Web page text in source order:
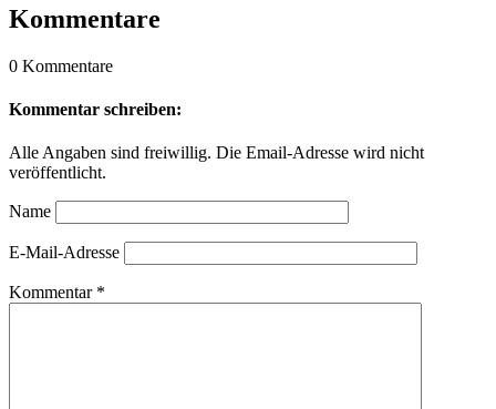
Kommentare
0 Kommentare
Kommentar schreiben:
Alle Angaben sind freiwillig. Die Email-Adresse wird nicht
veröffentlicht.
Name
E-Mail-Adresse
Kommentar *